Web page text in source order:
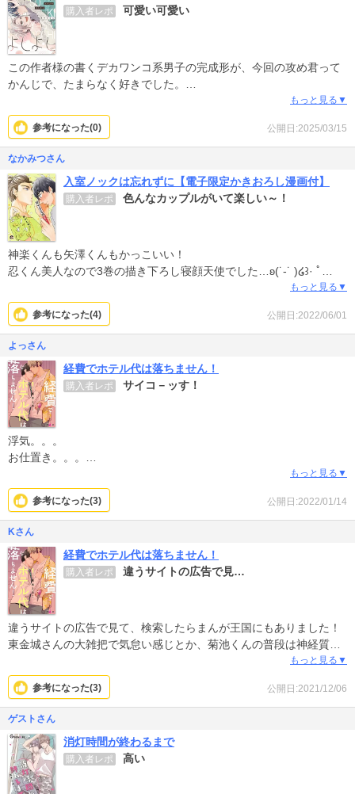
購入者レポ 可愛い可愛い
この作者様の書くデカワンコ系男子の完成形が、今回の攻め君って
かんじで、たまらなく好きでした。
ストーリーはとにかく可愛く楽しくのラブコメ、登場人物の皆が個
性的で面白くて良い奴ら。
で、前作品のミーくんと5回のお願いの、世界線と繋がってるとは
（笑）
ラブコメ好きにオススメです。
もっと見る▼
公開日:2025/03/15
参考になった(0)
なかみつさん
入室ノックは忘れずに【電子限定かきおろし漫画付】
購入者レポ 色んなカップルがいて楽しい～！
神楽くんも矢澤くんもかっこいい！
忍くん美人なので3巻の描き下ろし寝顔天使でした…ʚ(˙-˙ )໒꒱· ﾟ
部屋割が可哀想でしたけど、このトラブルでそれぞれのカップリン
グはこれで合ってたんだなと更に素敵に感じました✩°｡⋆⸜(*˙꒳˙* )⸝
6巻の電子特装版を続きにしてほしかった～そちらを買うと別本棚…
(´･д･`)(´･д･`)
何故この作品だけそうなったのでしょうか…( ºΔº )〣
もっと見る▼
公開日:2022/06/01
参考になった(4)
よっさん
経費でホテル代は落ちません！
購入者レポ サイコ－ッす！
浮気。。。
お仕置き。。。
最終回もホント最高！！！
面白すぎる
カッコ良すぎる
前の会社はクソ過ぎるけど
2人の出会いの場だから良しとする？
もっと見る▼
公開日:2022/01/14
参考になった(3)
Kさん
経費でホテル代は落ちません！
購入者レポ 違うサイトの広告で見…
違うサイトの広告で見て、検索したらまんが王国にもありました！
東金城さんの大雑把で気怠い感じとか、菊池くんの普段は神経質そ
うなのにえろくて東金城さんのこと大好きな感じが好きです。この
先も菊池くんがノンケの東金城さんのために身を引かなきゃ的な葛
藤して悩みまくったりするんだろうなって思うと続きが楽しみで
す。
もっと見る▼
公開日:2021/12/06
参考になった(3)
ゲストさん
消灯時間が終わるまで
購入者レポ 高い